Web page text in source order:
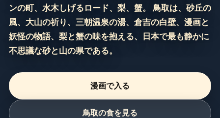
ンの町、水木しげるロード、梨、蟹。 鳥取は、砂丘の
風、大山の祈り、三朝温泉の湯、倉吉の白壁、漫画と
妖怪の物語、梨と蟹の味を抱える、日本で最も静かに
不思議な砂と山の県である。
漫画で入る
鳥取の食を見る